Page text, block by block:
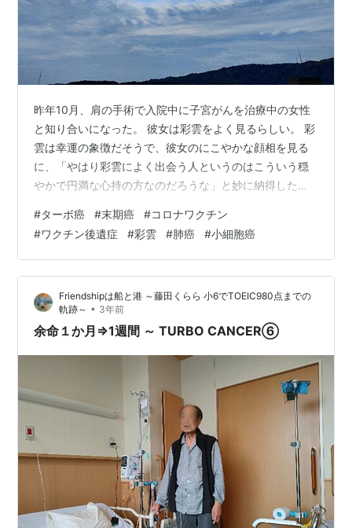
昨年10月、肩の手術で入院中に子宮がんを治療中の女性
と知り合いになった。 彼女は彩雲をよく見るらしい。 彩
雲は幸運の象徴だそうで、彼女のにこやかな顔相を見る
に、「やはり彩雲によく出会う人というのはこういう穏
やかで円満な心持の方なのだろうな」と妙に納得したも
ことがない。 まだまだ尖っている自分だと、もっともっ
と心の修行をしないと一生見ることがないのかもしれな
いな、とも思う。 神戸時代に二重虹（ダブルレインボ
ウ）には遭遇したけれど、時々思い出しては空を見上げ
ても彩雲らしきものはさっぱり見当たらず、最近は完全
に忘れてしまっていた。 スポンサーリンク…
#ターボ癌 #末期癌 #コロナワクチン
#ワクチン後遺症 #彩雲 #肺癌 #小細胞癌
Friendshipは船と港 ～藤田くらら 小6でTOEIC980点までの
軌跡～ • 3年前
余命１か月⇒1週間 ～ TURBO CANCER⑥